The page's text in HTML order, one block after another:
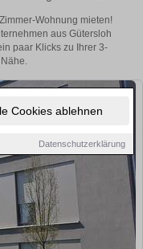
Cookies ablehnen
Datenschutzerklärung
Wohnung mieten!
aus Gütersloh
paar Klicks zu Ihrer 3-